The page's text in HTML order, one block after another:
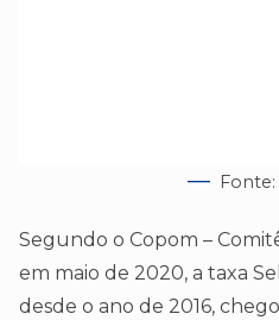
Segundo o Copom –
em maio de 2020, a taxa
desde o ano de 2016,